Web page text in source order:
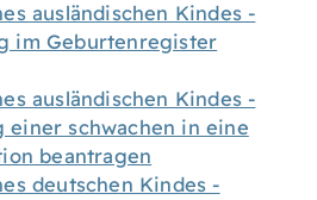
ausländischen Kindes -
im Geburtenregister
ausländischen Kindes -
einer schwachen in eine
beantragen
deutschen Kindes -